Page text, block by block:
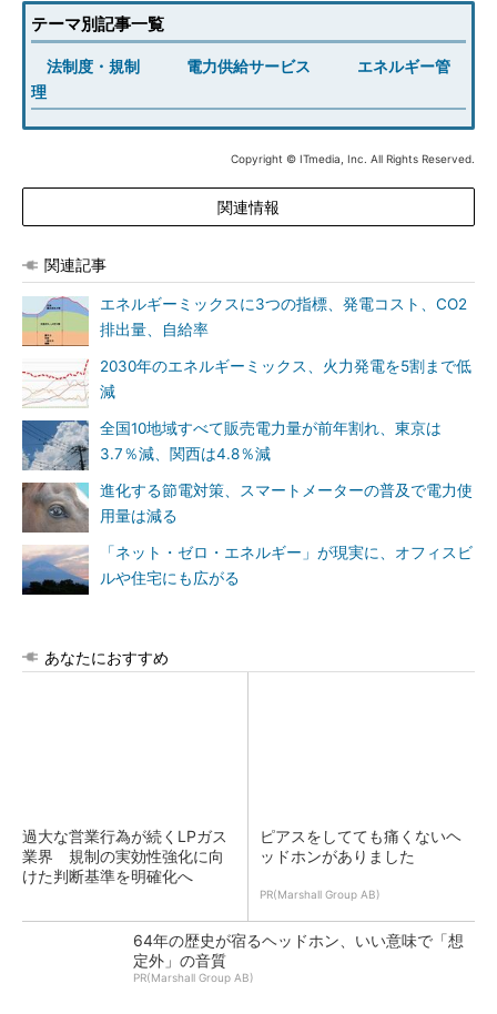
テーマ別記事一覧
法制度・規制 電力供給サービス
エネルギー管
理
Copyright © ITmedia, Inc. All Rights Reserved.
関連情報
関連記事
エネルギーミックスに3つの指標、発電コスト、CO2
排出量、自給率
2030年のエネルギーミックス、火力発電を5割まで低
減
全国10地域すべて販売電力量が前年割れ、東京は
3.7％減、関西は4.8％減
進化する節電対策、スマートメーターの普及で電力使
用量は減る
「ネット・ゼロ・エネルギー」が現実に、オフィスビ
ルや住宅にも広がる
あなたにおすすめ
過大な営業行為が続くLPガス
業界 規制の実効性強化に向
けた判断基準を明確化へ
ピアスをしてても痛くないヘ
ッドホンがありました
PR(Marshall Group AB)
64年の歴史が宿るヘッドホン、いい意味で「想
定外」の音質
PR(Marshall Group AB)